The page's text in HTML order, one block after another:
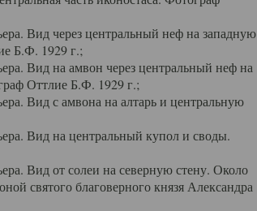
Вид через центральный неф на западную
Б.Ф. 1929 г.;
Вид на амвон через центральный неф на
Оттлие Б.Ф. 1929 г.;
Вид с амвона на алтарь и центральную
Вид на центральный купол и своды.
Вид от солеи на северную стену. Около
святого благоверного князя Александра